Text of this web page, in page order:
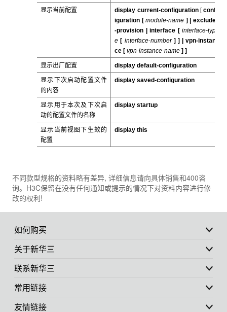
显示当前配置 display current-configuration [conf
iguration [module-name ] | exclude
-provision |interface [ interface-typ
e[ interface-number] ] | vpn-instan
ce [vpn-instance-name ] ]
显示出厂配置 display default-configuration
显示下次启动配置文件
的内容
display saved-configuration
显示用于本次及下次启
动的配置文件的名称
display startup
显示当前视图下生效的
配置
display this
不同款型规格的资料略有差异, 详细信息请向具体销售和400咨
询。H3C保留在没有任何通知或提示的情况下对资料内容进行修
改的权利!
如何购买
关于新华三
联系新华三
常用链接
友情链接